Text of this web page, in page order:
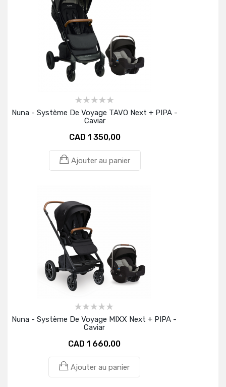
Nuna - Système De Voyage TAVO Next + PIPA -
Caviar
CAD 1 350,00
Ajouter au panier
Nuna - Système De Voyage MIXX Next + PIPA -
Caviar
CAD 1 660,00
Ajouter au panier